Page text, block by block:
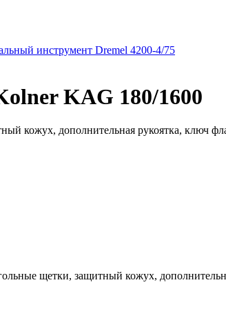
инструмент Dremel 4200-4/75
KAG 180/1600
кожух, дополнительная рукоятка, ключ
щетки, защитный кожух,